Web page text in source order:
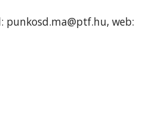
punkosd.ma@ptf.hu, web: